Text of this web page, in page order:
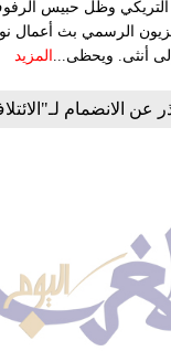
التريكي وظل حبيس
الرسمي بث أعمال
أنثى. ويحظى... المزيد
عن الانضمام